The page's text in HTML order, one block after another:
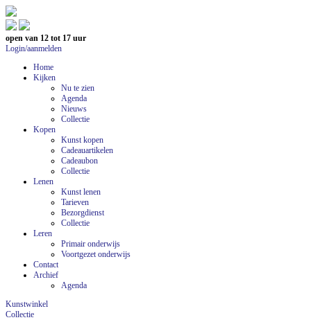
open van 12 tot 17 uur
Login/aanmelden
Home
Kijken
Nu te zien
Agenda
Nieuws
Collectie
Kopen
Kunst kopen
Cadeauartikelen
Cadeaubon
Collectie
Lenen
Kunst lenen
Tarieven
Bezorgdienst
Collectie
Leren
Primair onderwijs
Voortgezet onderwijs
Contact
Archief
Agenda
Kunstwinkel
Collectie